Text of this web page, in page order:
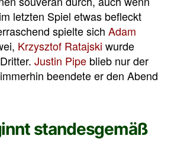
letzten Spiel etwas befleckt
spielte sich Adam
Krzysztof Ratajski wurde
Justin Pipe blieb nur der
beendete er den Abend
standesgemäß